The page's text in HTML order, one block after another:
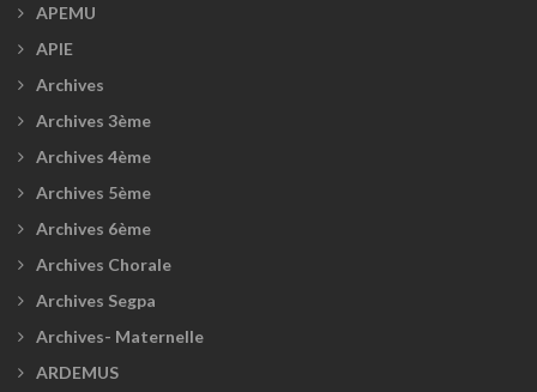
APEMU
APIE
Archives
Archives 3ème
Archives 4ème
Archives 5ème
Archives 6ème
Archives Chorale
Archives Segpa
Archives- Maternelle
ARDEMUS